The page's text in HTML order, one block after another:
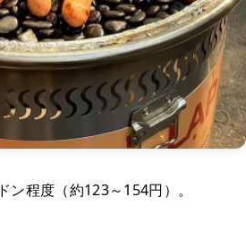
程度（約123～154円）。